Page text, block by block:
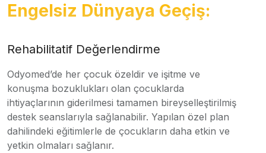
Engelsiz Dünyaya Geçiş:
Rehabilitatif Değerlendirme
Odyomed’de her çocuk özeldir ve işitme ve
konuşma bozuklukları olan çocuklarda
ihtiyaçlarının giderilmesi tamamen bireyselleştirilmiş
destek seanslarıyla sağlanabilir. Yapılan özel plan
dahilindeki eğitimlerle de çocukların daha etkin ve
yetkin olmaları sağlanır.